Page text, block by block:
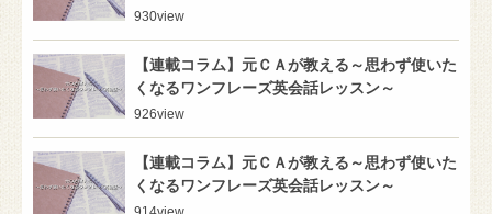
930view
【連載コラム】元ＣＡが教える～思わず使いた
くなるワンフレーズ英会話レッスン～
926view
【連載コラム】元ＣＡが教える～思わず使いた
くなるワンフレーズ英会話レッスン～